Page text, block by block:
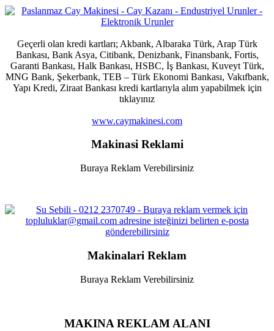
Geçerli olan kredi kartları; Akbank, Albaraka Türk, Arap Türk
Bankası, Bank Asya, Citibank, Denizbank, Finansbank, Fortis,
Garanti Bankası, Halk Bankası, HSBC, İş Bankası, Kuveyt Türk,
MNG Bank, Şekerbank, TEB – Türk Ekonomi Bankası, Vakıfbank,
Yapı Kredi, Ziraat Bankası kredi kartlarıyla alım yapabilmek için
tıklayınız
www.caymakinesi.com
Makinasi Reklami
Buraya Reklam Verebilirsiniz
Makinalari Reklam
Buraya Reklam Verebilirsiniz
MAKINA REKLAM ALANI